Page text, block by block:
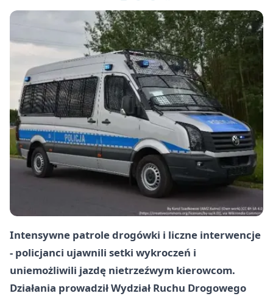
Intensywne patrole drogówki i liczne interwencje
- policjanci ujawnili setki wykroczeń i
uniemożliwili jazdę nietrzeźwym kierowcom.
Działania prowadził Wydział Ruchu Drogowego